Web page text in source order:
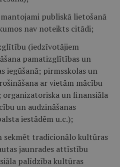
publiskā lietošanā
nav noteikts citādi;
(iedzīvotājiem
pamatizglītības un
iegūšanā; pirmsskolas un
ar vietām mācību
organizatoriska un finansiāla
un audzināšanas
iestādēm u.c.);
tradicionālo kultūras
jaunrades attīstību
palīdzība kultūras